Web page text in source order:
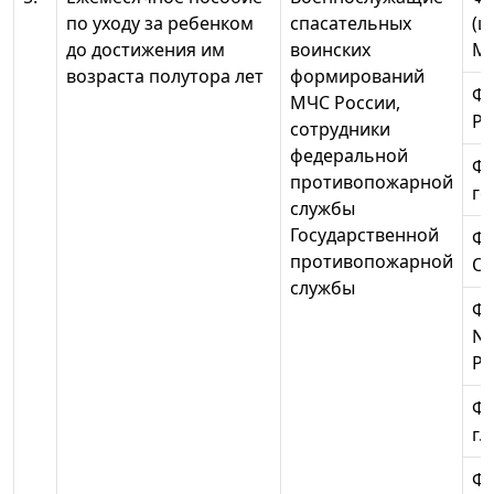
по уходу за ребенком
до достижения им
возраста полутора лет
спасательных
воинских
формирований
МЧС России,
сотрудники
федеральной
противопожарной
службы
Государственной
противопожарной
службы
N
г.